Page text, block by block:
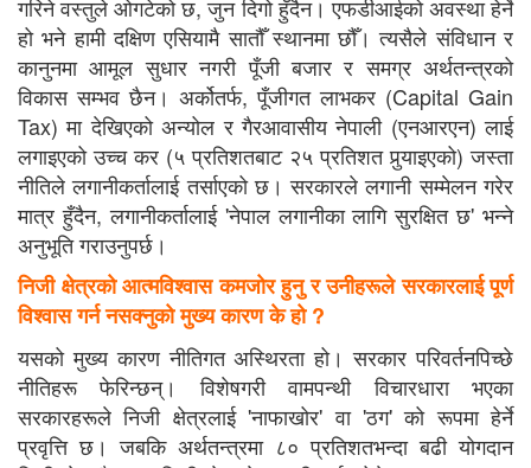
गरिने वस्तुले ओगटेको छ, जुन दिगो हुँदैन। एफडीआईको अवस्था हेर्ने
हो भने हामी दक्षिण एसियामै सातौँ स्थानमा छौँ। त्यसैले संविधान र
कानुनमा आमूल सुधार नगरी पूँजी बजार र समग्र अर्थतन्त्रको
विकास सम्भव छैन। अर्कोतर्फ, पूँजीगत लाभकर (Capital Gain
Tax) मा देखिएको अन्योल र गैरआवासीय नेपाली (एनआरएन) लाई
लगाइएको उच्च कर (५ प्रतिशतबाट २५ प्रतिशत पुर्‍याइएको) जस्ता
नीतिले लगानीकर्तालाई तर्साएको छ। सरकारले लगानी सम्मेलन गरेर
मात्र हुँदैन, लगानीकर्तालाई 'नेपाल लगानीका लागि सुरक्षित छ' भन्ने
अनुभूति गराउनुपर्छ।
निजी क्षेत्रको आत्मविश्वास कमजोर हुनु र उनीहरूले सरकारलाई पूर्ण
विश्वास गर्न नसक्नुको मुख्य कारण के हो ?
यसको मुख्य कारण नीतिगत अस्थिरता हो। सरकार परिवर्तनपिच्छे
नीतिहरू फेरिन्छन्। विशेषगरी वामपन्थी विचारधारा भएका
सरकारहरूले निजी क्षेत्रलाई 'नाफाखोर' वा 'ठग' को रूपमा हेर्ने
प्रवृत्ति छ। जबकि अर्थतन्त्रमा ८० प्रतिशतभन्दा बढी योगदान